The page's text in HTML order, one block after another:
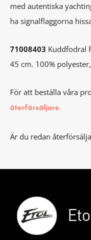
med autentiska
ha signalflaggorna
71008403 Kuddfodral
45 cm. 100%
För att beställa våra
återförsäljare.
Är du redan